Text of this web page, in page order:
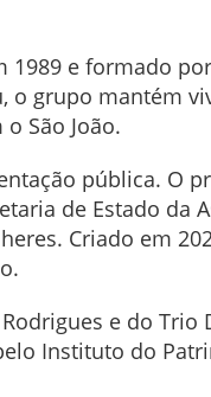
e formado
o grupo mantém
São João.
pública. O
de Estado da
Criado em
e do Trio
Instituto do